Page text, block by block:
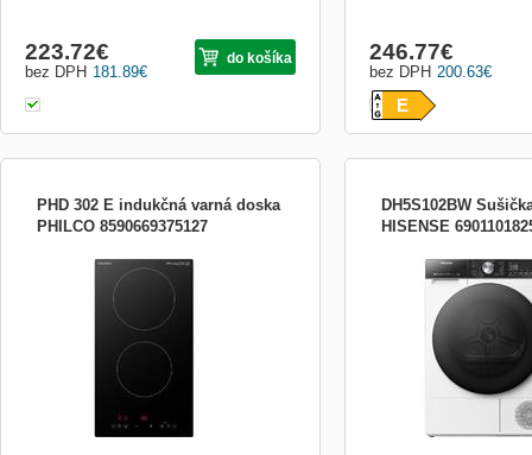
181.89€
bez DPH
223.72€ do košíka
200.63€
bez DPH
246.77€
E
PHD 302 E indukčná varná doska
PHILCO 8590669375127
Indukčná varná doska Philco PHD 302 E
Počet platničiek 2 Bezp. vypínanie Časový
spínač zón Materiál pl. dosky: tvrdené sklo
Dotykové ovládanie Bez rámčeka Detská
poistka Ukazovateľ zvyškového tepla
Booster Špeciálne funkcie: zapojenie
káblom do zásuvky
DH5S102BW
HISENSE
Sušička Hisense
Integrovaná WiFi
Anticrease systém proti
displej Vlastné
programy Bubon z
patentovaný obojsmerný
vzduchu Nastavenie